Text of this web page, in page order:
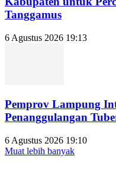
Tanggamus
6 Agustus 2026 19:13
Pemprov Lampung
Penanggulangan
6 Agustus 2026 19:10
Muat lebih banyak